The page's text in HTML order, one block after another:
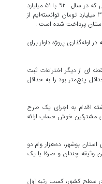
حسینی بیان کرد: اگر چه وظیفه اصلی شرکت گاز استان بوشهر،گازرسانی به شهرها، روستا و صنایع است اما با فروش خوبی که در سال ۹۲ با ۵۱ میلیارد
تومان، سال ۹۳ با ۱۷۷ میلیارد تومان، سال ۹۴ با ۱۳۹ میلیارد تومان، سال گذشته با ۱۴۸ میلیارد تومان و امسال تاکنون ۳۵ میلیارد تومان توانسته‌ایم از
استان پرداخت شده است .
مناسب پژوهشی در شرکت گاز استان بوشهر تصریح کرد: ساخت لوله کامپوزیت به طول ۱۰۰ متر که در لوله‌گذاری پروژه دلوار برای
ای از دیگر اختراعات ثبت
پنج‌متر بود را به حداقل
اقدام به اجرای یک طرح
مشترکین خوش حساب ارائه
بوشهر، ده‌هزار وام دو
وثیقه چندان و صرفا با یک
سطح کشور، کسب رتبه اول